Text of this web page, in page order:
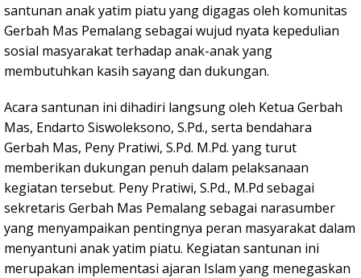
santunan anak yatim piatu yang digagas oleh komunitas
Gerbah Mas Pemalang sebagai wujud nyata kepedulian
sosial masyarakat terhadap anak-anak yang
membutuhkan kasih sayang dan dukungan.
Acara santunan ini dihadiri langsung oleh Ketua Gerbah
Mas, Endarto Siswoleksono, S.Pd., serta bendahara
Gerbah Mas, Peny Pratiwi, S.Pd. M.Pd. yang turut
memberikan dukungan penuh dalam pelaksanaan
kegiatan tersebut. Peny Pratiwi, S.Pd., M.Pd sebagai
sekretaris Gerbah Mas Pemalang sebagai narasumber
yang menyampaikan pentingnya peran masyarakat dalam
menyantuni anak yatim piatu. Kegiatan santunan ini
merupakan implementasi ajaran Islam yang menegaskan